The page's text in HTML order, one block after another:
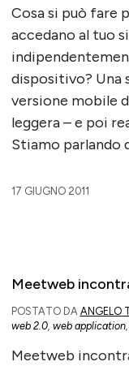
Cosa si può fare
accedano al tuo
dispositivo? Una
versione mobile
leggera – e poi
Stiamo parlando
17 GIUGNO 2011
Meetweb
POSTATO DA ANGELO
web 2.0, web application,
Meetweb